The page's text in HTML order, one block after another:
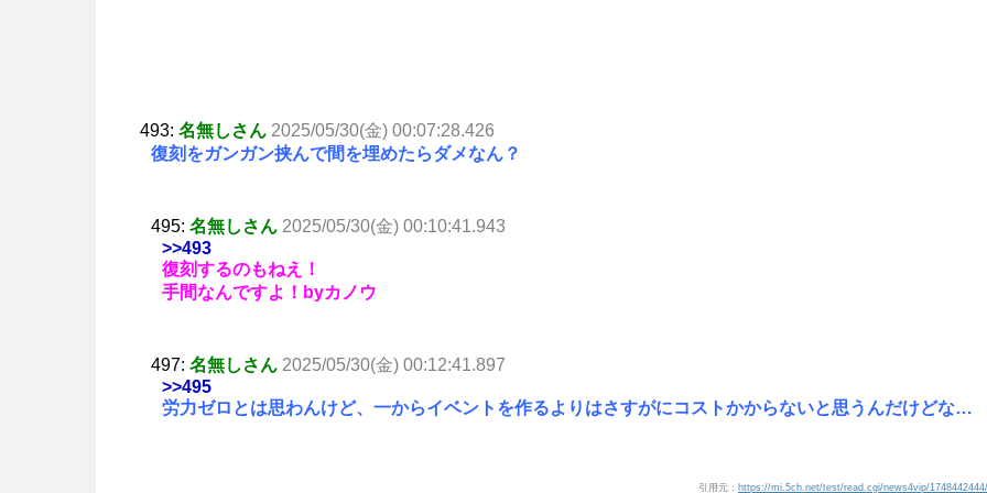
493: 名無しさん 2025/05/30(金) 00:07:28.426
復刻をガンガン挟んで間を埋めたらダメなん？
495: 名無しさん 2025/05/30(金) 00:10:41.943
>>493
復刻するのもねえ！
手間なんですよ！byカノウ
497: 名無しさん 2025/05/30(金) 00:12:41.897
>>495
労力ゼロとは思わんけど、一からイベントを作るよりはさすがにコストかからないと思うんだけどな…
引用元： https://mi.5ch.net/test/read.cgi/news4vip/1748442444/